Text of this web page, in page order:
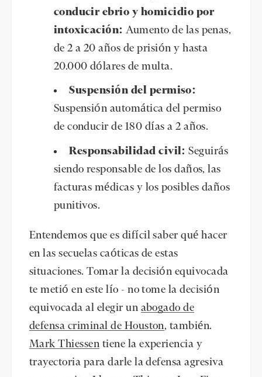
conducir ebrio y homicidio por
intoxicación:Aumento de las penas,
de 2 a 20 años de prisión y hasta
20.000 dólares de multa.
Suspensión del permiso:
Suspensión automática del permiso
de conducir de 180 días a 2 años.
Responsabilidad civil:Seguirás
siendo responsable de los daños, las
facturas médicas y los posibles daños
punitivos.
Entendemos que es difícil saber qué hacer
en las secuelas caóticas de estas
situaciones. Tomar la decisión equivocada
te metió en este lío - no tome la decisión
equivocada al elegir un abogado de
defensa criminal de Houston, también.
Mark Thiessen tiene la experiencia y
trayectoria para darle la defensa agresiva